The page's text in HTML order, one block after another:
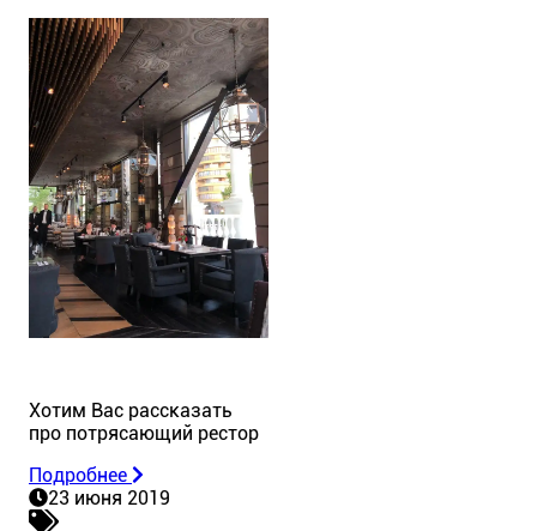
Хотим Вас рассказать
про потрясающий рестор
Подробнее
23 июня 2019